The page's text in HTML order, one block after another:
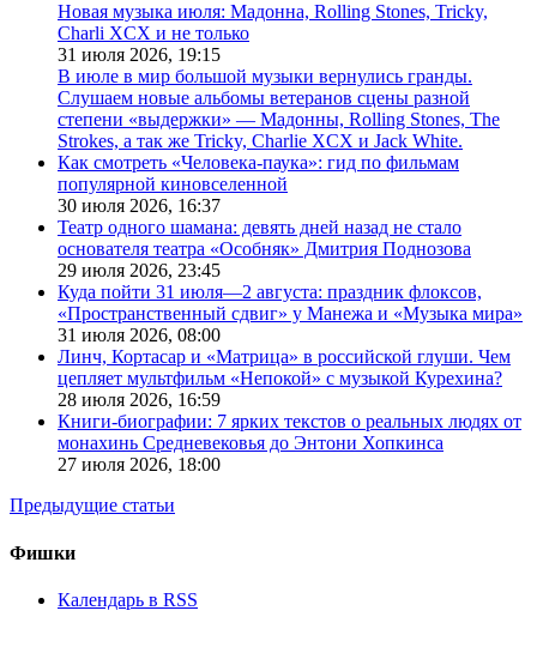
Новая музыка июля: Мадонна, Rolling Stones, Tricky,
Charli XCX и не только
31 июля 2026, 19:15
В июле в мир большой музыки вернулись гранды.
Слушаем новые альбомы ветеранов сцены разной
степени «выдержки» — Мадонны, Rolling Stones, The
Strokes, а так же Tricky, Charlie XCX и Jack White.
Как смотреть «Человека-паука»: гид по фильмам
популярной киновселенной
30 июля 2026, 16:37
Театр одного шамана: девять дней назад не стало
основателя театра «Особняк» Дмитрия Поднозова
29 июля 2026, 23:45
Куда пойти 31 июля—2 августа: праздник флоксов,
«Пространственный сдвиг» у Манежа и «Музыка мира»
31 июля 2026, 08:00
Линч, Кортасар и «Матрица» в российской глуши. Чем
цепляет мультфильм «Непокой» с музыкой Курехина?
28 июля 2026, 16:59
Книги-биографии: 7 ярких текстов о реальных людях от
монахинь Средневековья до Энтони Хопкинса
27 июля 2026, 18:00
Предыдущие статьи
Фишки
Календарь в RSS